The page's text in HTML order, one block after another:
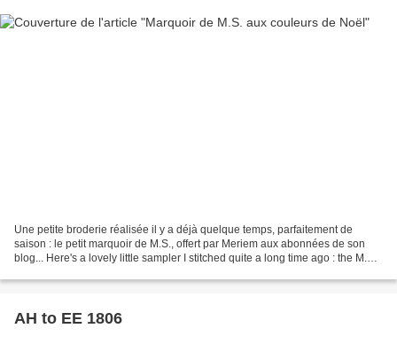
Une petite broderie réalisée il y a déjà quelque temps, parfaitement de
saison : le petit marquoir de M.S., offert par Meriem aux abonnées de son
blog... Here's a lovely little sampler I stitched quite a long time ago : the M.S.
AH to EE 1806